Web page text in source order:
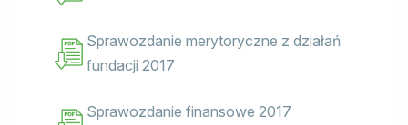
Sprawozdanie merytoryczne z działań
fundacji 2017
Sprawozdanie finansowe 2017